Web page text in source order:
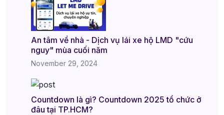
An tâm về nhà - Dịch vụ lái xe hộ LMD "cứu
nguy" mùa cuối năm
November 29, 2024
Countdown là gì? Countdown 2025 tổ chức ở
đâu tại TP.HCM?